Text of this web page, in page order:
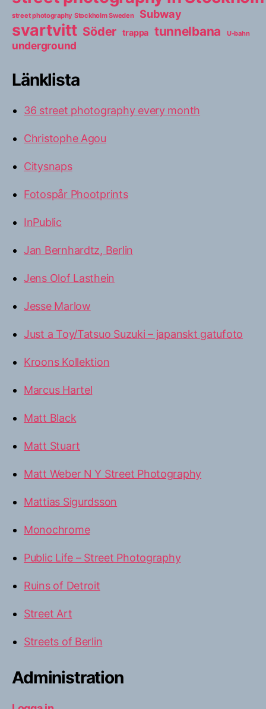
street photography Stockholm Sweden Subway
svartvitt Söder trappa tunnelbana U-bahn
underground
Länklista
36 street photography every month
Christophe Agou
Citysnaps
Fotospår Phootprints
InPublic
Jan Bernhardtz, Berlin
Jens Olof Lasthein
Jesse Marlow
Just a Toy/Tatsuo Suzuki – japanskt gatufoto
Kroons Kollektion
Marcus Hartel
Matt Black
Matt Stuart
Matt Weber N Y Street Photography
Mattias Sigurdsson
Monochrome
Public Life – Street Photography
Ruins of Detroit
Street Art
Streets of Berlin
Administration